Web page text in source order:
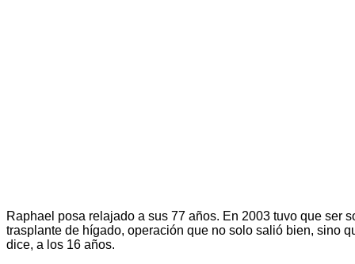
Raphael posa relajado a sus 77 años. En 2003 tuvo que ser
trasplante de hígado, operación que no solo salió bien, sino
dice, a los 16 años.